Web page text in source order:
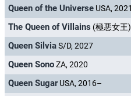
Queen of the Universe USA,
The Queen of Villains (極悪女王
Queen SilviaS/D, 2027
Queen SonoZA, 2020
Queen Sugar USA, 2016–